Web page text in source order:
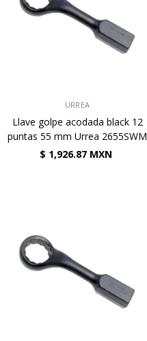
URREA
Llave golpe acodada black 12
puntas 55 mm Urrea 2655SWM
$ 1,926.87 MXN